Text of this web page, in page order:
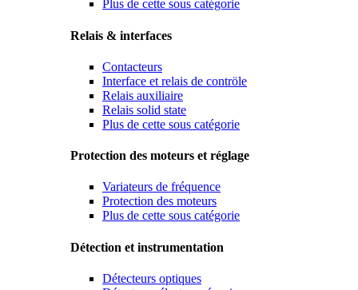
Plus de cette sous catégorie
Relais & interfaces
Contacteurs
Interface et relais de contröle
Relais auxiliaire
Relais solid state
Plus de cette sous catégorie
Protection des moteurs et réglage
Variateurs de fréquence
Protection des moteurs
Plus de cette sous catégorie
Détection et instrumentation
Détecteurs optiques